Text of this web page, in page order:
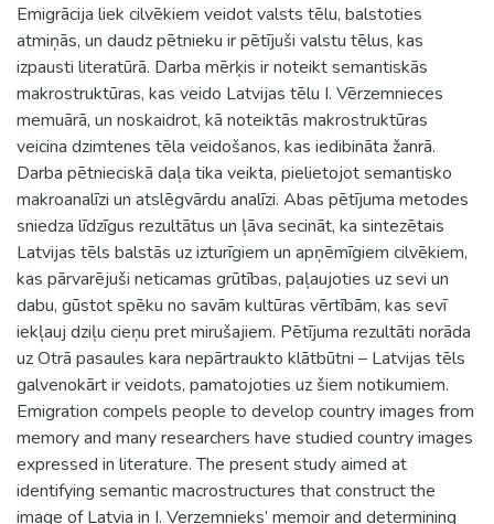
Emigrācija liek cilvēkiem veidot valsts tēlu, balstoties
atmiņās, un daudz pētnieku ir pētījuši valstu tēlus, kas
izpausti literatūrā. Darba mērķis ir noteikt semantiskās
makrostruktūras, kas veido Latvijas tēlu I. Vērzemnieces
memuārā, un noskaidrot, kā noteiktās makrostruktūras
veicina dzimtenes tēla veidošanos, kas iedibināta žanrā.
Darba pētnieciskā daļa tika veikta, pielietojot semantisko
makroanalīzi un atslēgvārdu analīzi. Abas pētījuma metodes
sniedza līdzīgus rezultātus un ļāva secināt, ka sintezētais
Latvijas tēls balstās uz izturīgiem un apņēmīgiem cilvēkiem,
kas pārvarējuši neticamas grūtības, paļaujoties uz sevi un
dabu, gūstot spēku no savām kultūras vērtībām, kas sevī
iekļauj dziļu cieņu pret mirušajiem. Pētījuma rezultāti norāda
uz Otrā pasaules kara nepārtraukto klātbūtni – Latvijas tēls
galvenokārt ir veidots, pamatojoties uz šiem notikumiem.
Emigration compels people to develop country images from
memory and many researchers have studied country images
expressed in literature. The present study aimed at
identifying semantic macrostructures that construct the
image of Latvia in I. Verzemnieks’ memoir and determining